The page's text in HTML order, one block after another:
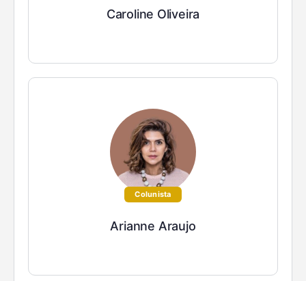
Caroline Oliveira
Colunista
Arianne Araujo